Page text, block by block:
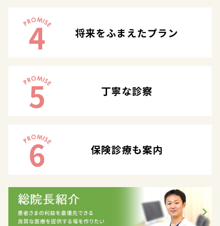
4 将来をふまえたプラン
5 丁寧な診察
6 保険診療も案内